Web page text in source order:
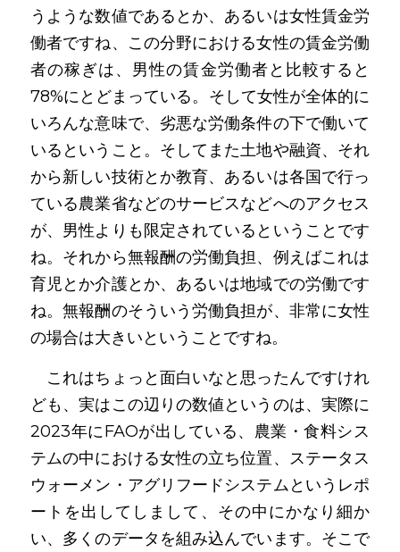
うような数値であるとか、あるいは女性賃金労
働者ですね、この分野における女性の賃金労働
者の稼ぎは、男性の賃金労働者と比較すると
78%にとどまっている。そして女性が全体的に
いろんな意味で、劣悪な労働条件の下で働いて
いるということ。そしてまた土地や融資、それ
から新しい技術とか教育、あるいは各国で行っ
ている農業省などのサービスなどへのアクセス
が、男性よりも限定されているということです
ね。それから無報酬の労働負担、例えばこれは
育児とか介護とか、あるいは地域での労働です
ね。無報酬のそういう労働負担が、非常に女性
の場合は大きいということですね。
これはちょっと面白いなと思ったんですけれ
ども、実はこの辺りの数値というのは、実際に
2023年にFAOが出している、農業・食料シス
テムの中における女性の立ち位置、ステータス
ウォーメン・アグリフードシステムというレポ
ートを出してしまして、その中にかなり細か
い、多くのデータを組み込んでいます。そこで